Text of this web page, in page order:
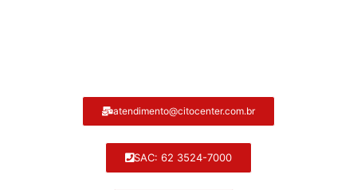
atendimento@citocenter.com.br
SAC: 62 3524-7000